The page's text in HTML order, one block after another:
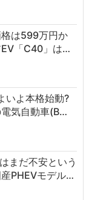
格は599万円か
EV「C40」は…
いよ本格始動?
気自動車(B…
まだ不安という
PHEVモデル…